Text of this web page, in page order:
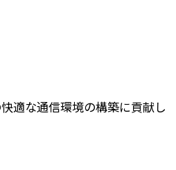
適な通信環境の構築に貢献し